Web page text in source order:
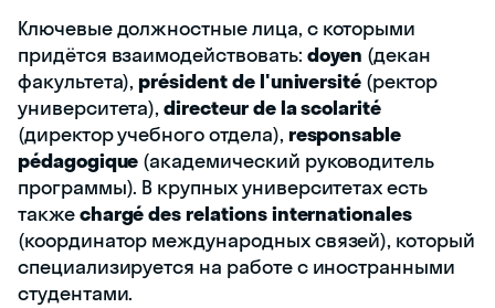
Ключевые должностные лица, с которыми
придётся взаимодействовать: doyen (декан
факультета),président de l'université (ректор
университета),directeur de la scolarité
(директор учебного отдела), responsable
pédagogique (академический руководитель
программы). В крупных университетах есть
такжеchargé des relations internationales
(координатор международных связей), который
специализируется на работе с иностранными
студентами.